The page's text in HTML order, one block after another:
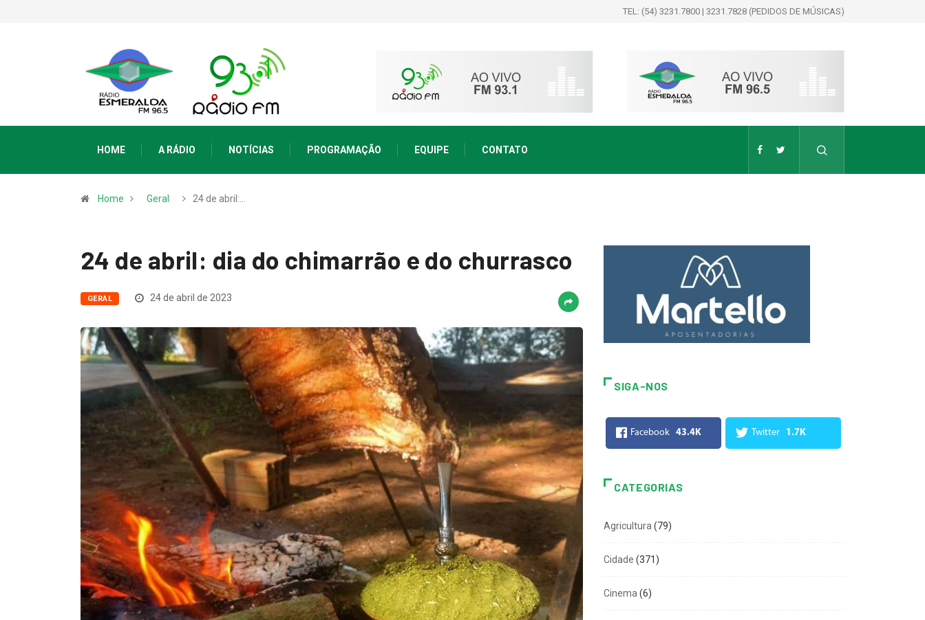
TEL: (54) 3231.7800 | 3231.7828 (PEDIDOS DE MÚSICAS)
HOME A RÁDIO NOTÍCIAS PROGRAMAÇÃO EQUIPE CONTATO
Home Geral 24 de abril:…
24 de abril: dia do chimarrão e do churrasco
GERAL 24 de abril de 2023
SIGA-NOS
Facebook 43.4K Twitter 1.7K
CATEGORIAS
Agricultura (79)
Cidade (371)
Cinema (6)